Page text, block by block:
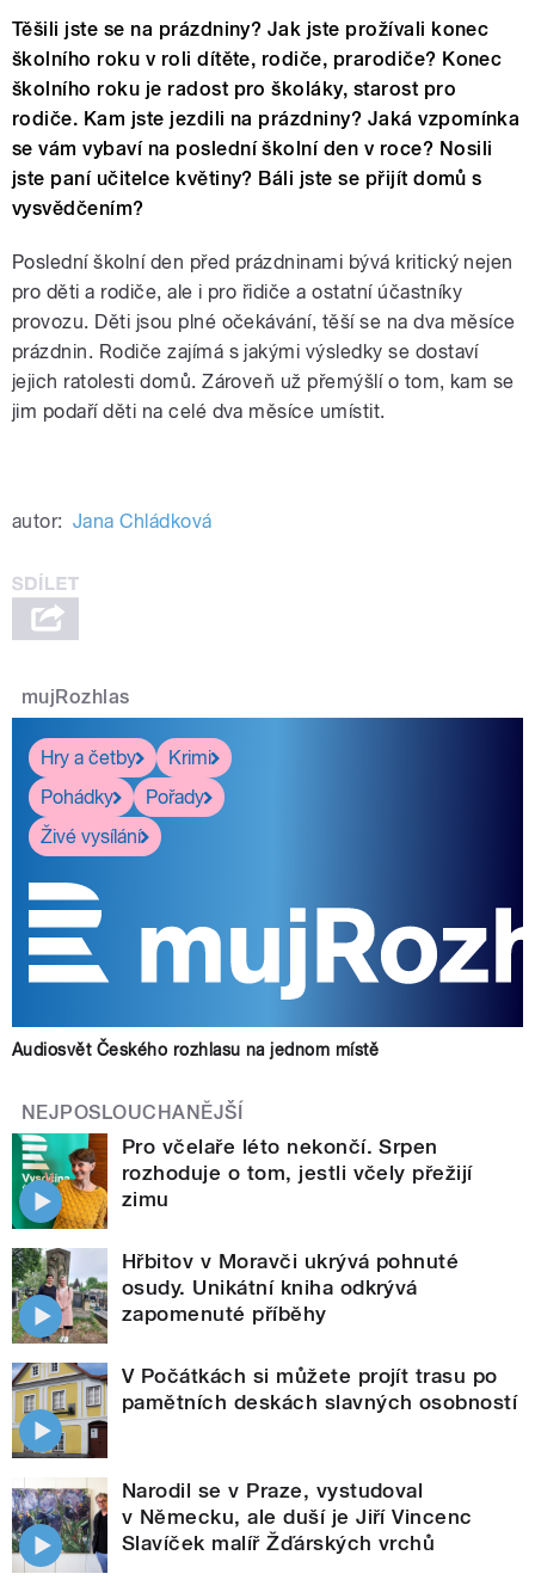
Těšili jste se na prázdniny? Jak jste prožívali konec
školního roku v roli dítěte, rodiče, prarodiče? Konec
školního roku je radost pro školáky, starost pro
rodiče. Kam jste jezdili na prázdniny? Jaká vzpomínka
se vám vybaví na poslední školní den v roce? Nosili
jste paní učitelce květiny? Báli jste se přijít domů s
vysvědčením?
Poslední školní den před prázdninami bývá kritický nejen
pro děti a rodiče, ale i pro řidiče a ostatní účastníky
provozu. Děti jsou plné očekávání, těší se na dva měsíce
prázdnin. Rodiče zajímá s jakými výsledky se dostaví
jejich ratolesti domů. Zároveň už přemýšlí o tom, kam se
jim podaří děti na celé dva měsíce umístit.
autor: Jana Chládková
mujRozhlas
Hry a četby
Krimi
Pohádky
Pořady
Živé vysílání
Audiosvět Českého rozhlasu na jednom místě
NEJPOSLOUCHANĚJŠÍ
Pro včelaře léto nekončí. Srpen
rozhoduje o tom, jestli včely přežijí
zimu
Hřbitov v Moravči ukrývá pohnuté
osudy. Unikátní kniha odkrývá
zapomenuté příběhy
V Počátkách si můžete projít trasu po
pamětních deskách slavných osobností
Narodil se v Praze, vystudoval
v Německu, ale duší je Jiří Vincenc
Slavíček malíř Žďárských vrchů